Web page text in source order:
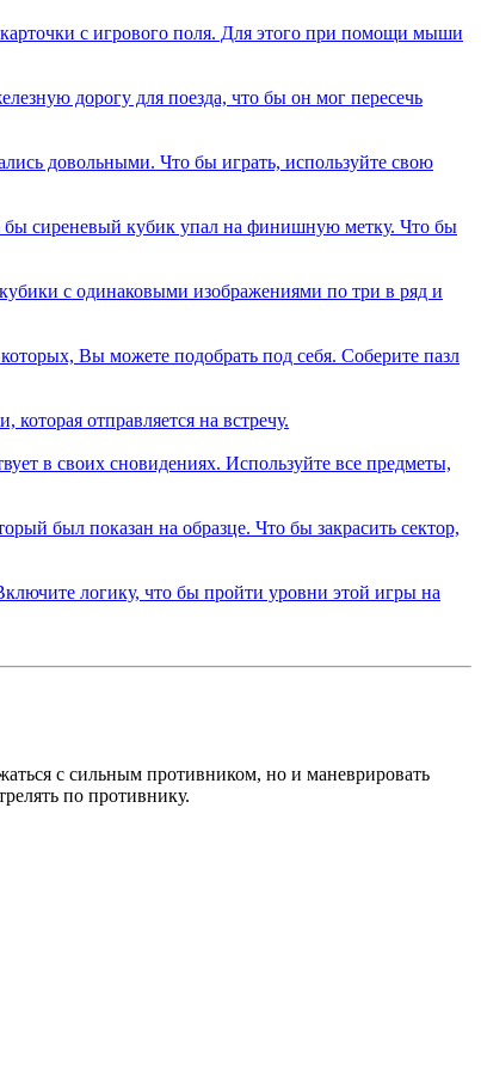
с сильным противником, но и маневрировать
по противнику.